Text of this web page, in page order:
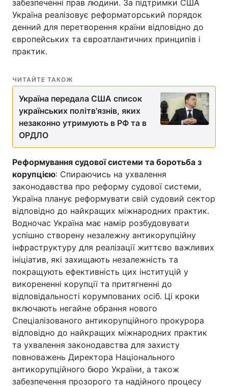
забезпеченні прав людини. За підтримки США
Україна реалізовує реформаторський порядок
денний для перетворення країни відповідно до
європейських та євроатлантичних принципів і
практик.
ЧИТАЙТЕ ТАКОЖ
Україна передала США список
українських політв'язнів, яких
незаконно утримують в РФ та в
ОРДЛО
Реформування судової системи та боротьба з
корупцією: Спираючись на ухвалення
законодавства про реформу судової системи,
Україна планує реформувати свій судовий сектор
відповідно до найкращих міжнародних практик.
Водночас Україна має намір розбудовувати
успішно створену незалежну антикорупційну
інфраструктуру для реалізації життєво важливих
ініціатив, які захищають незалежність та
покращують ефективність цих інституцій у
викорененні корупції та притягненні до
відповідальності корумпованих осіб. Ці кроки
включають негайне обрання нового
Спеціалізованого антикорупційного прокурора
відповідно до найкращих міжнародних практик
та ухвалення законодавства для захисту
повноважень Директора Національного
антикорупційного бюро України, а також
забезпечення прозорого та надійного процесу